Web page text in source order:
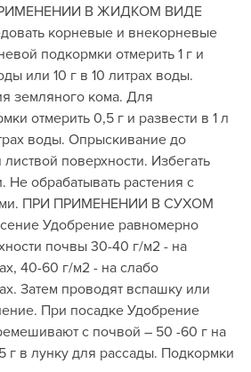
В ЖИДКОМ ВИДЕ
корневые и внекорневые
подкормки отмерить 1 г и
или 10 г в 10 литрах воды.
земляного кома. Для
отмерить 0,5 г и развести в 1 л
воды. Опрыскивание до
поверхности. Избегать
Не обрабатывать растения с
ПРИ ПРИМЕНЕНИИ В СУХОМ
Удобрение равномерно
почвы 30-40 г/м2 - на
40-60 г/м2 - на слабо
Затем проводят вспашку или
При посадке Удобрение
с почвой – 50 -60 г на
г в лунку для рассады. Подкормки